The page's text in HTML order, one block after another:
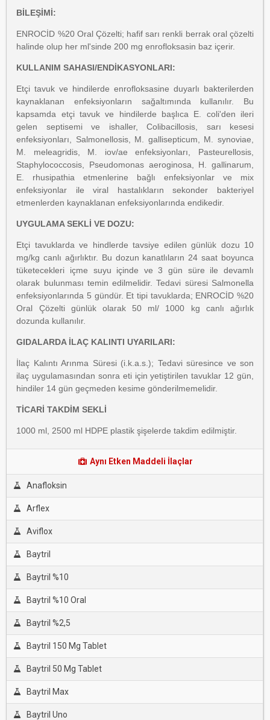
BİLEŞİMİ:
ENROCİD %20 Oral Çözelti; hafif sarı renkli berrak oral çözelti
halinde olup her ml'sinde 200 mg enrofloksasin baz içerir.
KULLANIM SAHASI/ENDİKASYONLARI:
Etçi tavuk ve hindilerde enrofloksasine duyarlı bakterilerden
kaynaklanan enfeksiyonların sağaltımında kullanılır. Bu
kapsamda etçi tavuk ve hindilerde başlıca E. coli'den ileri
gelen septisemi ve ishaller, Colibacillosis, sarı kesesi
enfeksiyonları, Salmonellosis, M. gallisepticum, M. synoviae,
M. meleagridis, M. iov/ae enfeksiyonları, Pasteurellosis,
Staphylococcosis, Pseudomonas aeroginosa, H. gallinarum,
E. rhusipathia etmenlerine bağlı enfeksiyonlar ve mix
enfeksiyonlar ile viral hastalıkların sekonder bakteriyel
etmenlerden kaynaklanan enfeksiyonlarında endikedir.
UYGULAMA SEKLİ VE DOZU:
Etçi tavuklarda ve hindlerde tavsiye edilen günlük dozu 10
mg/kg canlı ağırlıktır. Bu dozun kanatlıların 24 saat boyunca
tüketecekleri içme suyu içinde ve 3 gün süre ile devamlı
olarak bulunması temin edilmelidir. Tedavi süresi Salmonella
enfeksiyonlarında 5 gündür. Et tipi tavuklarda; ENROCİD %20
Oral Çözelti günlük olarak 50 ml/ 1000 kg canlı ağırlık
dozunda kullanılır.
GIDALARDA İLAÇ KALINTI UYARILARI:
İlaç Kalıntı Arınma Süresi (i.k.a.s.); Tedavi süresince ve son
ilaç uygulamasından sonra eti için yetiştirilen tavuklar 12 gün,
hindiler 14 gün geçmeden kesime gönderilmemelidir.
TİCARİ TAKDİM SEKLİ
1000 ml, 2500 ml HDPE plastik şişelerde takdim edilmiştir.
Aynı Etken Maddeli İlaçlar
Anafloksin
Arflex
Aviflox
Baytril
Baytril %10
Baytril %10 Oral
Baytril %2,5
Baytril 150 Mg Tablet
Baytril 50 Mg Tablet
Baytril Max
Baytril Uno